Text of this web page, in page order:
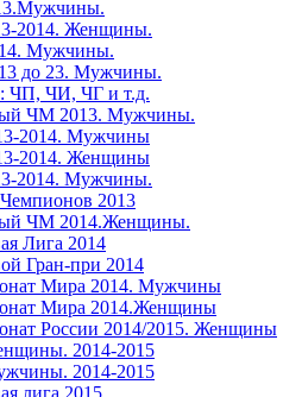
2014. Женщины.
Мужчины.
до 23. Мужчины.
ЧП, ЧИ, ЧГ и т.д.
ЧМ 2013. Мужчины.
2014. Мужчины
2014. Женщины
2014. Мужчины.
2013
ЧМ 2014.Женщины.
Лига 2014
Гран-при 2014
Мира 2014. Мужчины
Мира 2014.Женщины
России 2014/2015. Женщины
2014-2015
2014-2015
лига 2015